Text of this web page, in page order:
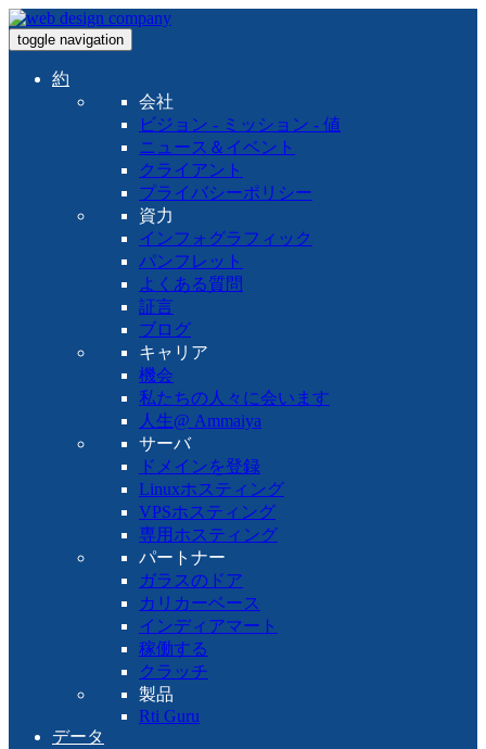
toggle navigation
約
会社
ビジョン - ミッション - 値
ニュース＆イベント
クライアント
プライバシーポリシー
資力
インフォグラフィック
パンフレット
よくある質問
証言
ブログ
キャリア
機会
私たちの人々に会います
人生@ Ammaiya
サーバ
ドメインを登録
Linuxホスティング
VPSホスティング
専用ホスティング
パートナー
ガラスのドア
カリカーベース
インディアマート
稼働する
クラッチ
製品
Rti Guru
データ